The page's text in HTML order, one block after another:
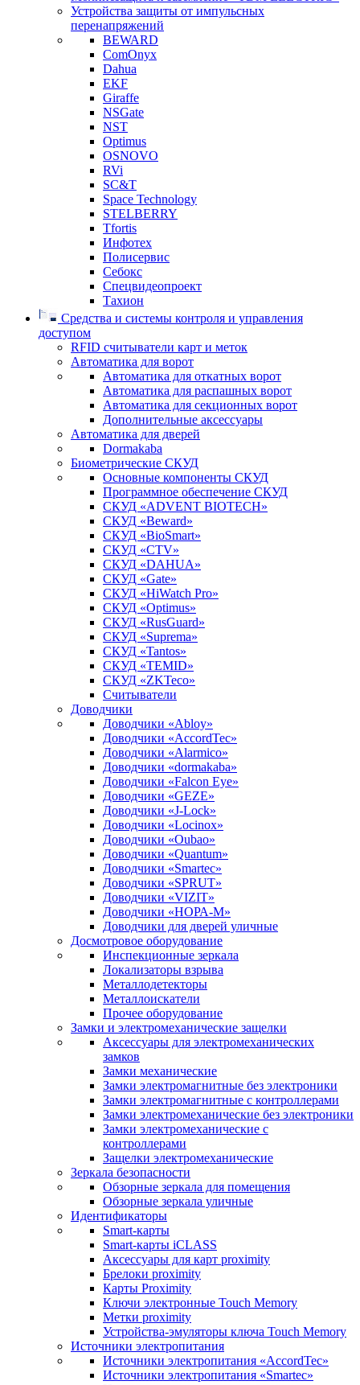
Устройства защиты от импульсных
перенапряжений
BEWARD
ComOnyx
Dahua
EKF
Giraffe
NSGate
NST
Optimus
OSNOVO
RVi
SC&T
Space Technology
STELBERRY
Tfortis
Инфотех
Полисервис
Себокс
Спецвидеопроект
Тахион
Средства и системы контроля и управления
доступом
RFID считыватели карт и меток
Автоматика для ворот
Автоматика для откатных ворот
Автоматика для распашных ворот
Автоматика для секционных ворот
Дополнительные аксессуары
Автоматика для дверей
Dormakaba
Биометрические СКУД
Основные компоненты СКУД
Программное обеспечение СКУД
СКУД «ADVENT BIOTECH»
СКУД «Beward»
СКУД «BioSmart»
СКУД «CTV»
СКУД «DAHUA»
СКУД «Gate»
СКУД «HiWatch Pro»
СКУД «Optimus»
СКУД «RusGuard»
СКУД «Suprema»
СКУД «Tantos»
СКУД «TEMID»
СКУД «ZKTeco»
Считыватели
Доводчики
Доводчики «Abloy»
Доводчики «AccordTec»
Доводчики «Alarmico»
Доводчики «dormakaba»
Доводчики «Falcon Eye»
Доводчики «GEZE»
Доводчики «J-Lock»
Доводчики «Locinox»
Доводчики «Oubao»
Доводчики «Quantum»
Доводчики «Smartec»
Доводчики «SPRUT»
Доводчики «VIZIT»
Доводчики «НОРА-М»
Доводчики для дверей уличные
Досмотровое оборудование
Инспекционные зеркала
Локализаторы взрыва
Металлодетекторы
Металлоискатели
Прочее оборудование
Замки и электромеханические защелки
Аксессуары для электромеханических
замков
Замки механические
Замки электромагнитные без электроники
Замки электромагнитные с контроллерами
Замки электромеханические без электроники
Замки электромеханические с
контроллерами
Защелки электромеханические
Зеркала безопасности
Обзорные зеркала для помещения
Обзорные зеркала уличные
Идентификаторы
Smart-карты
Smart-карты iCLASS
Аксессуары для карт proximitу
Брелоки proximity
Карты Proximity
Ключи электронные Touch Memory
Метки proximity
Устройства-эмуляторы ключа Touch Memory
Источники электропитания
Источники электропитания «AccordTec»
Источники электропитания «Smartec»